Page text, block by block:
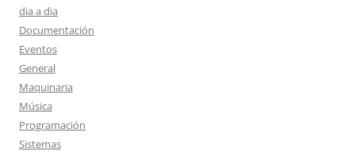
dia a dia
Documentación
Eventos
General
Maquinaria
Música
Programación
Sistemas